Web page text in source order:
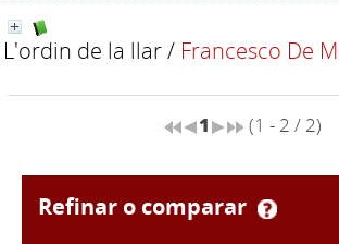
L'ordin de la llar/ Francesco De
1 (1 - 2 / 2)
refinar o comparar